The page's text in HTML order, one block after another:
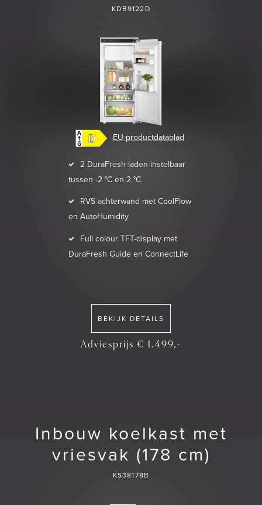
KDB9122D
EU-productdatablad
2 DuraFresh-laden instelbaar
tussen -2 °C en 2 °C
RVS achterwand met CoolFlow
en AutoHumidity
Full colour TFT-display met
DuraFresh Guide en ConnectLife
BEKIJK DETAILS
Adviesprijs € 1.499,-
Inbouw koelkast met
vriesvak (178 cm)
KS38178B